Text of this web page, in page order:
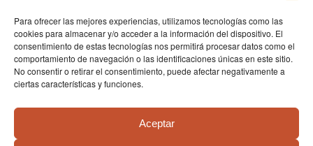
Para ofrecer las mejores experiencias, utilizamos tecnologías como las
cookies para almacenar y/o acceder a la información del dispositivo. El
consentimiento de estas tecnologías nos permitirá procesar datos como el
comportamiento de navegación o las identificaciones únicas en este sitio.
No consentir o retirar el consentimiento, puede afectar negativamente a
ciertas características y funciones.
Aceptar
Avda. Sagunto s/n, 44002 TERUEL,
Tlf: +34 978 61 76 30, email:
fundapolis@fundaciondinopolis.org